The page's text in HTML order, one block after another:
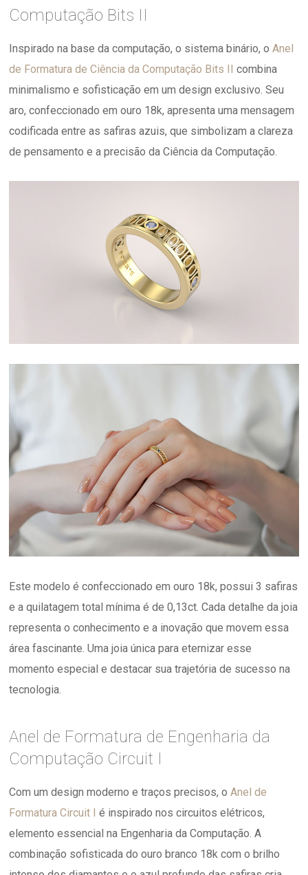
Computação Bits II
Inspirado na base da computação, o sistema binário, oAnel
de Formatura de Ciência da Computação Bits II combina
minimalismo e sofisticação em um design exclusivo. Seu
aro, confeccionado em ouro 18k, apresenta uma mensagem
codificada entre as safiras azuis, que simbolizam a clareza
de pensamento e a precisão da Ciência da Computação.
Este modelo é confeccionado em ouro 18k, possui 3 safiras
e a quilatagem total mínima é de 0,13ct. Cada detalhe da joia
representa o conhecimento e a inovação que movem essa
área fascinante. Uma joia única para eternizar esse
momento especial e destacar sua trajetória de sucesso na
tecnologia.
Anel de Formatura de Engenharia da
Computação Circuit I
Com um design moderno e traços precisos, oAnel de
Formatura Circuit I
é inspirado nos circuitos elétricos,
elemento essencial na Engenharia da Computação. A
combinação sofisticada do ouro branco 18k com o brilho